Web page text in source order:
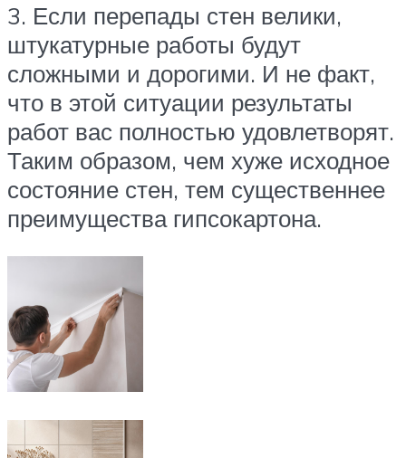
3. Если перепады стен велики,
штукатурные работы будут
сложными и дорогими. И не факт,
что в этой ситуации результаты
работ вас полностью удовлетворят.
Таким образом, чем хуже исходное
состояние стен, тем существеннее
преимущества гипсокартона.